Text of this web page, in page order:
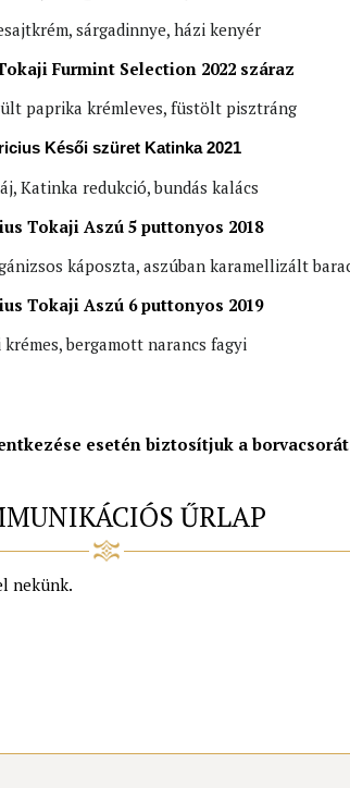
sárgadinnye, házi kenyér
Furmint Selection 2022 száraz
paprika krémleves, füstölt pisztráng
Késői szüret Katinka 2021
Katinka redukció, bundás kalács
Tokaji Aszú 5 puttonyos 2018
káposzta, aszúban karamellizált
Tokaji Aszú 6 puttonyos 2019
krémes, bergamott narancs fagyi
esetén biztosítjuk a
ŰRLAP
nekünk.